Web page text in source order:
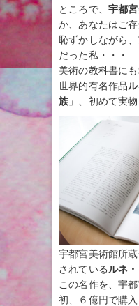
ところで、 宇都
か、あなたはご
恥ずかしながら
だった私・・・
美術の教科書に
世界的有名作品
族 」、初めて実
宇都宮美術館所
されているルネ
この名作を、宇
初、６億円で購